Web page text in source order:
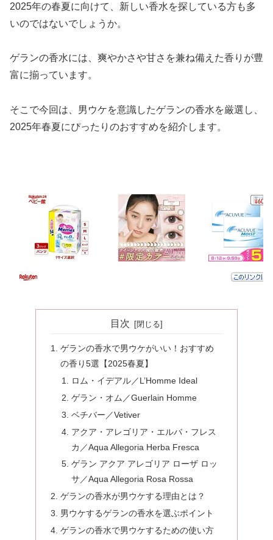
2025年の春夏に向けて、新しい香水を探している方も多
いのではないでしょうか。
ゲランの香水には、爽やかさや甘さを兼ね備えた香りが豊
富に揃っています。
そこで今回は、男ウケを意識したゲランの香水を厳選し、
2025年春夏にぴったりのおすすめを紹介します。
目次
ゲランの香水で男ウケがいい！おすすめ
の香り5選【2025春夏】
ロム・イデアル／L’Homme Ideal
ゲラン・オム／Guerlain Homme
ベチバー／Vetiver
アクア・アレゴリア・エルバ・フレス
カ／Aqua Allegoria Herba Fresca
ゲラン アクア アレゴリア ローザ ロッ
サ／Aqua Allegoria Rosa Rossa
ゲランの香水が男ウケする理由とは？
男ウケするゲランの香水を選ぶポイント
ゲランの香水で男ウケするための使い方